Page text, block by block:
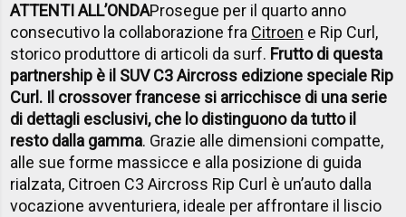
ATTENTI ALL’ONDAProsegue per il quarto anno
consecutivo la collaborazione fra Citroen e Rip Curl,
storico produttore di articoli da surf. Frutto di questa
partnership è il SUV C3 Aircross edizione speciale Rip
Curl. Il crossover francese si arricchisce di una serie
di dettagli esclusivi, che lo distinguono da tutto il
resto dalla gamma. Grazie alle dimensioni compatte,
alle sue forme massicce e alla posizione di guida
rialzata, Citroen C3 Aircross Rip Curl è un’auto dalla
vocazione avventuriera, ideale per affrontare il liscio